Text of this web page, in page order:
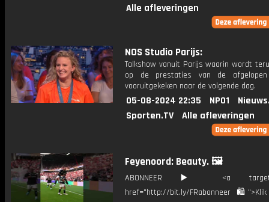
Alle afleveringen
NOS Studio Parijs:
Talkshow vanuit Parijs waarin wordt
op de prestaties van de
vooruitgekeken naar de volgende dag.
05-08-2024 22:35 NPO1
Sporten.TV
Alle afleveringen
Feyenoord: Beauty. 🖼
ABONNEER ▶️ <a
href="http://bit.ly/FRabonneer